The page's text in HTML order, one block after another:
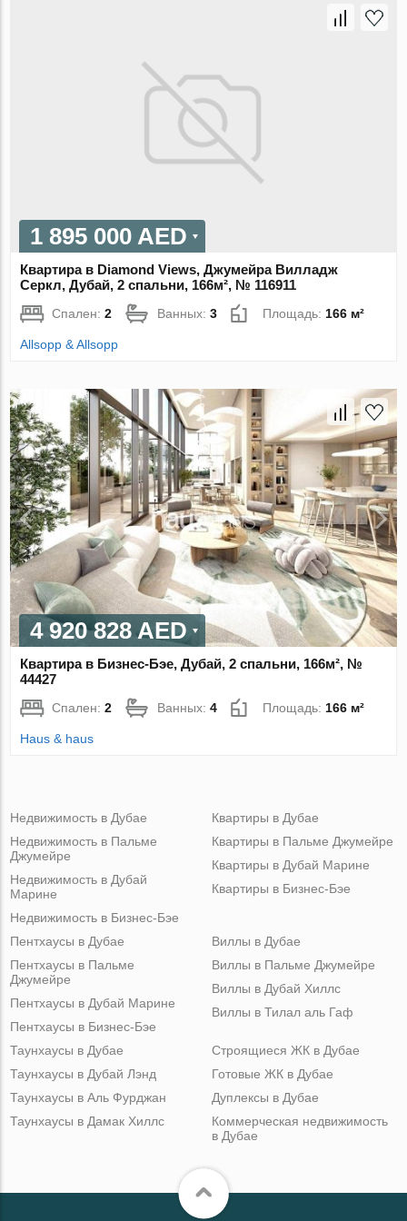
1 895 000 AED
Квартира в Diamond Views, Джумейра Вилладж
Серкл, Дубай, 2 спальни, 166м², № 116911
Спален:2 Ванных:3 Площадь: 166 м²
Allsopp & Allsopp
4 920 828 AED
Квартира в Бизнес-Бэе, Дубай, 2 спальни, 166м², №
44427
Спален:2 Ванных:4 Площадь: 166 м²
Haus & haus
Недвижимость в Дубае
Недвижимость в Пальме
Джумейре
Недвижимость в Дубай
Марине
Недвижимость в Бизнес-Бэе
Квартиры в Дубае
Квартиры в Пальме Джумейре
Квартиры в Дубай Марине
Квартиры в Бизнес-Бэе
Пентхаусы в Дубае
Пентхаусы в Пальме
Джумейре
Пентхаусы в Дубай Марине
Пентхаусы в Бизнес-Бэе
Виллы в Дубае
Виллы в Пальме Джумейре
Виллы в Дубай Хиллс
Виллы в Тилал аль Гаф
Таунхаусы в Дубае
Таунхаусы в Дубай Лэнд
Таунхаусы в Аль Фурджан
Таунхаусы в Дамак Хиллс
Строящиеся ЖК в Дубае
Готовые ЖК в Дубае
Дуплексы в Дубае
Коммерческая недвижимость
в Дубае